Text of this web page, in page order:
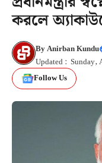
করলে
ByAnirban Kundu
Updated : Sunday,
Follow Us